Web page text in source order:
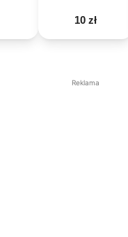
10 zł
Reklama